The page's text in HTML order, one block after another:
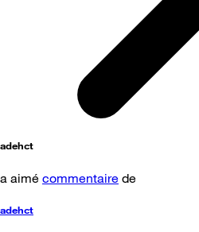
adehct
a aimé commentaire de
adehct